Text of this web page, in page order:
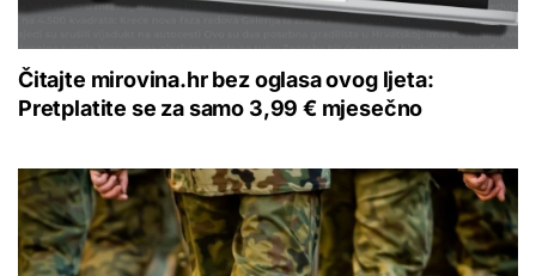
Čitajte mirovina.hr bez oglasa ovog ljeta:
Pretplatite se za samo 3,99 € mjesečno